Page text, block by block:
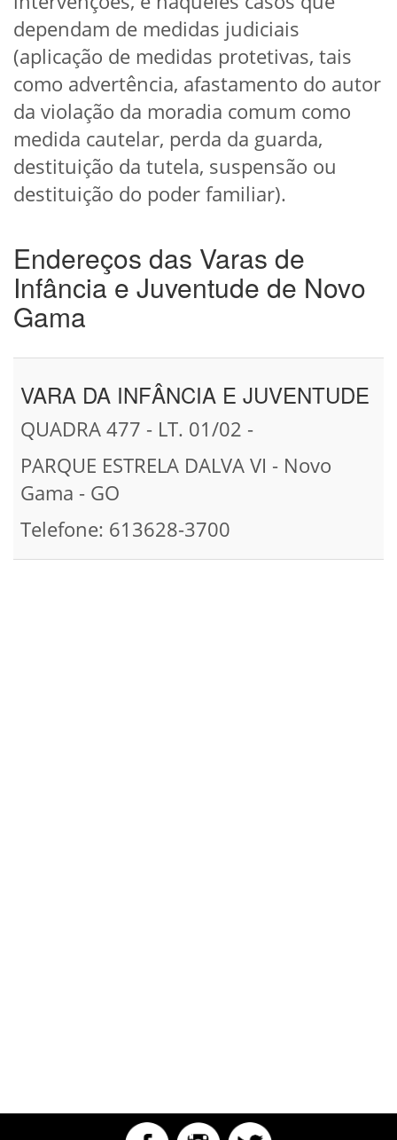
dependam de medidas judiciais
(aplicação de medidas protetivas, tais
como advertência, afastamento do autor
da violação da moradia comum como
medida cautelar, perda da guarda,
destituição da tutela, suspensão ou
destituição do poder familiar).
Endereços das Varas de
Infância e Juventude de Novo
Gama
VARA DA INFÂNCIA E JUVENTUDE
QUADRA 477 - LT. 01/02 -
PARQUE ESTRELA DALVA VI - Novo
Gama - GO
Telefone: 613628-3700